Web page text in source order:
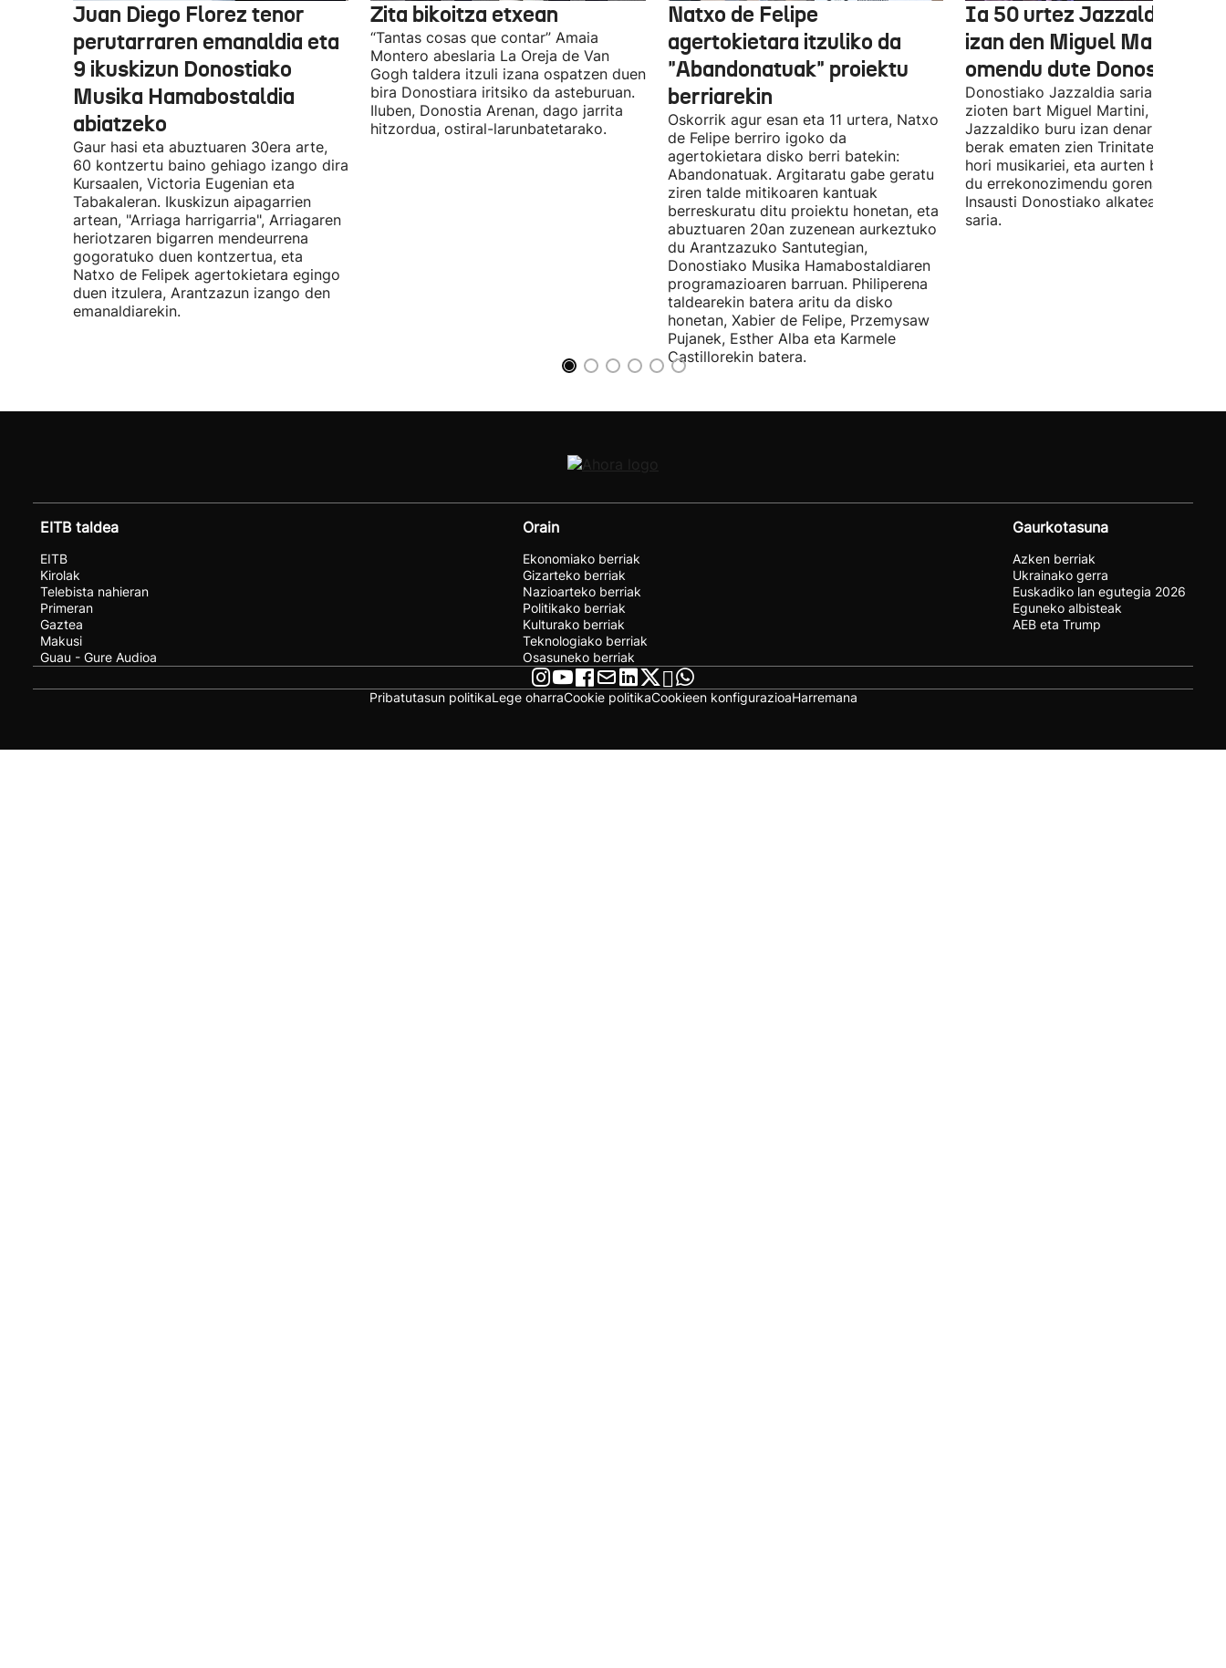
Juan Diego Florez tenor
perutarraren emanaldia eta
9 ikuskizun Donostiako
Musika Hamabostaldia
abiatzeko
Gaur hasi eta abuztuaren 30era arte,
60 kontzertu baino gehiago izango dira
Kursaalen, Victoria Eugenian eta
Tabakaleran. Ikuskizun aipagarrien
artean, "Arriaga harrigarria", Arriagaren
heriotzaren bigarren mendeurrena
gogoratuko duen kontzertua, eta
Natxo de Felipek agertokietara egingo
duen itzulera, Arantzazun izango den
emanaldiarekin.
Zita bikoitza etxean
“Tantas cosas que contar” Amaia
Montero abeslaria La Oreja de Van
Gogh taldera itzuli izana ospatzen duen
bira Donostiara iritsiko da asteburuan.
Iluben, Donostia Arenan, dago jarrita
hitzordua, ostiral-larunbatetarako.
Natxo de Felipe
agertokietara itzuliko da
"Abandonatuak" proiektu
berriarekin
Oskorrik agur esan eta 11 urtera, Natxo
de Felipe berriro igoko da
agertokietara disko berri batekin:
Abandonatuak. Argitaratu gabe geratu
ziren talde mitikoaren kantuak
berreskuratu ditu proiektu honetan, eta
abuztuaren 20an zuzenean aurkeztuko
du Arantzazuko Santutegian,
Donostiako Musika Hamabostaldiaren
programazioaren barruan. Philiperena
taldearekin batera aritu da disko
honetan, Xabier de Felipe, Przemysaw
Pujanek, Esther Alba eta Karmele
Castillorekin batera.
Ia 50 urtez Jazzaldiko
izan den Miguel Martin
omendu dute Donostian
Donostiako Jazzaldia saria eman
zioten bart Miguel Martini, ia 50
Jazzaldiko buru izan denari. Orain
berak ematen zien Trinitate Plazan
hori musikariei, eta aurten berak jaso
du errekonozimendu gorena. Jon
Insausti Donostiako alkateak eman
saria.
EITB taldea
EITB
Kirolak
Telebista nahieran
Primeran
Gaztea
Makusi
Guau - Gure Audioa
Orain
Ekonomiako berriak
Gizarteko berriak
Nazioarteko berriak
Politikako berriak
Kulturako berriak
Teknologiako berriak
Osasuneko berriak
Gaurkotasuna
Azken berriak
Ukrainako gerra
Euskadiko lan egutegia 2026
Eguneko albisteak
AEB eta Trump
Pribatutasun politikaLege oharraCookie politikaCookieen konfigurazioaHarremana